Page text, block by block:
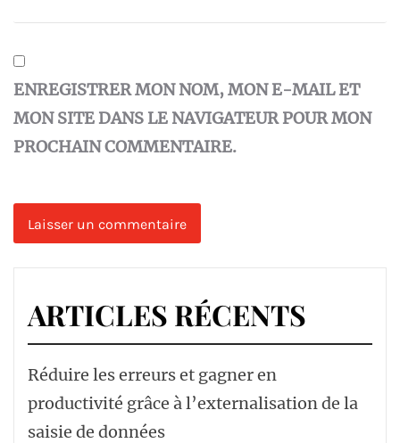
ENREGISTRER MON NOM, MON E-MAIL ET
MON SITE DANS LE NAVIGATEUR POUR MON
PROCHAIN COMMENTAIRE.
ARTICLES RÉCENTS
Réduire les erreurs et gagner en
productivité grâce à l’externalisation de la
saisie de données